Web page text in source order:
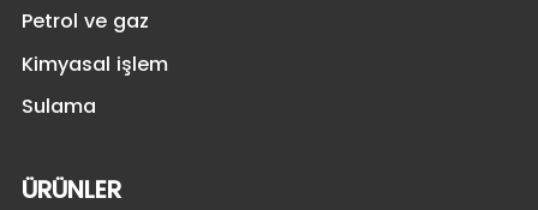
Petrol ve gaz
Kimyasal işlem
Sulama
ÜRÜNLER